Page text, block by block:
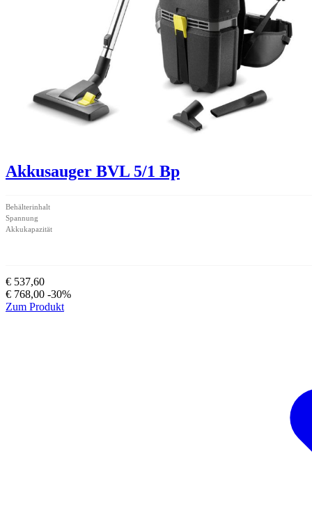
Akkusauger BVL 5/1 Bp
Behälterinhalt
Spannung
Akkukapazität
€ 537,60
€ 768,00 -30%
Zum Produkt